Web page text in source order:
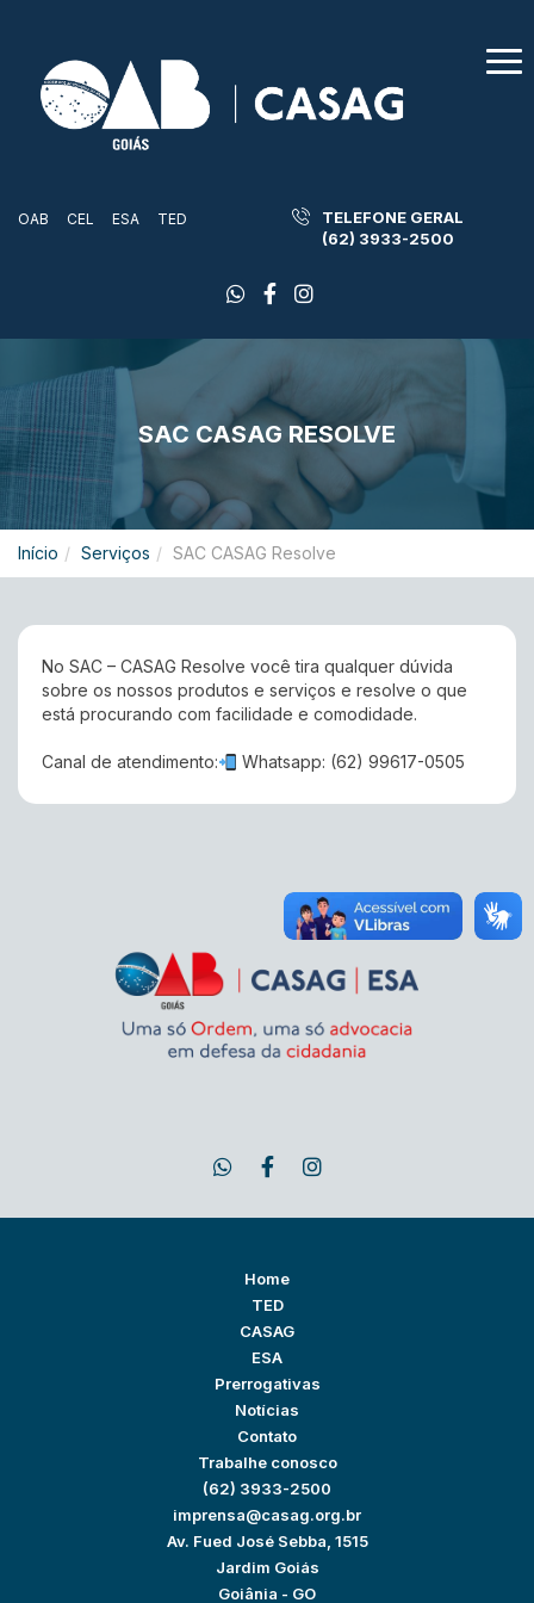
OAB CEL ESA TED
TELEFONE GERAL
(62) 3933-2500
SAC CASAG RESOLVE
Início Serviços SAC CASAG Resolve
No SAC – CASAG Resolve você tira qualquer dúvida
sobre os nossos produtos e serviços e resolve o que
está procurando com facilidade e comodidade.
Canal de atendimento: Whatsapp: (62) 99617-0505
Home
TED
CASAG
ESA
Prerrogativas
Notícias
Contato
Trabalhe conosco
(62) 3933-2500
imprensa@casag.org.br
Av. Fued José Sebba, 1515
Jardim Goiás
Goiânia - GO